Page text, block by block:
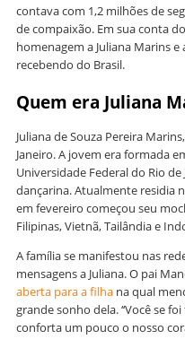
contava com 1,2 milhões de
de compaixão. Em sua conta
homenagem a Juliana Marins
recebendo do Brasil.
Quem era Juliana
Juliana de Souza Pereira
Janeiro. A jovem era formada
Universidade Federal do Rio de
dançarina. Atualmente residia
em fevereiro começou seu
Filipinas, Vietnã, Tailândia e
A família se manifestou nas
mensagens a Juliana. O pai
aberta para a filha na qual
grande sonho dela. ‘‘Você se
conforta um pouco o nosso